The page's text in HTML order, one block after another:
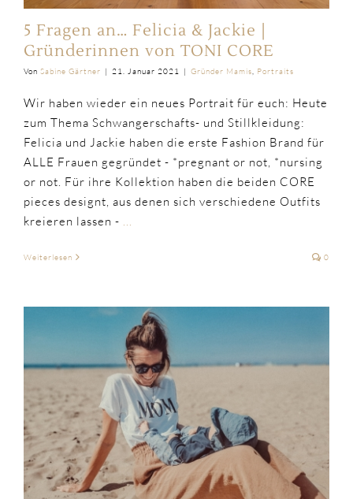
5 Fragen an… Felicia & Jackie |
Gründerinnen von TONI CORE
Von Sabine Gärtner | 21. Januar 2021 | Gründer Mamis, Portraits
Wir haben wieder ein neues Portrait für euch: Heute
zum Thema Schwangerschafts- und Stillkleidung:
Felicia und Jackie haben die erste Fashion Brand für
ALLE Frauen gegründet - *pregnant or not, *nursing
or not. Für ihre Kollektion haben die beiden CORE
pieces designt, aus denen sich verschiedene Outfits
kreieren lassen - ...
Weiterlesen 0